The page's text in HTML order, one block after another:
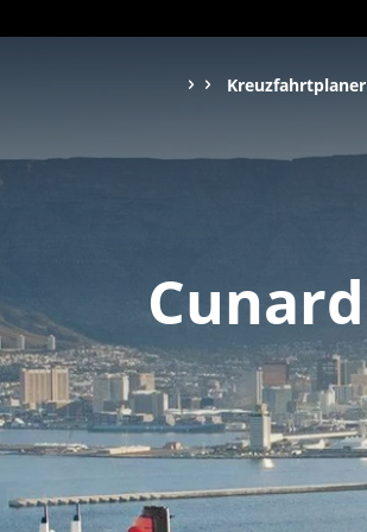
Kreuzfahrtplaner
Cunard